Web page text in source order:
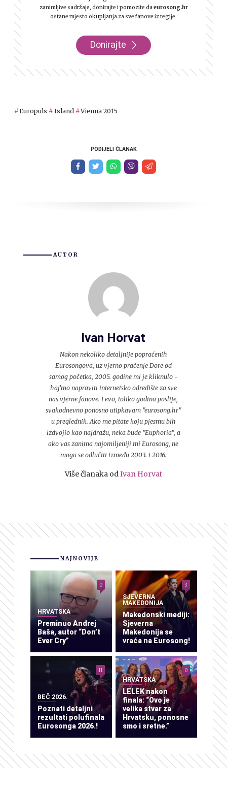
zanimljive sadržaje, donirajte i pomozite da eurosong.hr
ostane mjesto okupljanja za sve fanove iz regije.
Donirajte
Europuls Island Vienna 2015
PODIJELI ČLANAK
AUTOR
Ivan Horvat
Nakon nekoliko detaljnije popraćenih
Eurosongova, uz vjerno praćenje Dore od
samog početka, 2005. godine mi je kliknulo -
haj'mo napraviti internetsko odredište za sve
nas vjerne fanove. I evo, toliko godina poslije,
svakodnevno ponosno utipkavam "eurosong.hr"
u preglednik. Ako me pitate koju pjesmu bih
izdvojio kao najdražu, neka bude "Euphoria", a
ako vas zanima najomiljeniji mi Eurosong, ne
mogu se odlučiti između 2003. i 2016.
Više članaka od Ivan Horvat
NAJNOVIJE
HRVATSKA
Preminuo Andrej
Baša, autor “Don’t
Ever Cry”
0
SJEVERNA
MAKEDONIJA
Makedonski mediji:
Sjeverna
Makedonija se
vraća na Eurosong!
3
BEČ 2026.
Poznati detaljni
rezultati polufinala
Eurosonga 2026.!
11
HRVATSKA
LELEK nakon
finala: “Ovo je
velika stvar za
Hrvatsku, ponosne
smo i sretne.”
0